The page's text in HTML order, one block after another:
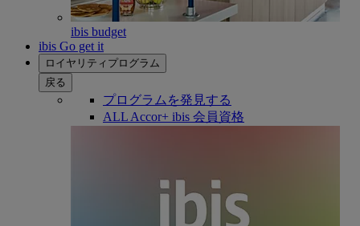
ibis budget
ibis Go get it
ロイヤリティプログラム
戻る
プログラムを発見する
ALL Accor+ ibis 会員資格